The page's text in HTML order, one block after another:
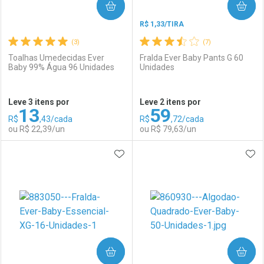
Comprar sem Desconto
Por R$ 242,70/cada
Comprar sem Desconto
Por R$ 242,70/cada
Comprar sem Desconto
Por R$ 18,99/cada
Comprar sem Desconto
Por R$ 18,99/cada
(3)
Toalhas Umedecidas Ever
Baby 99% Água 96 Unidades
Leve 3 itens por
R$13,43/cada
ou R$ 22,39/un
COMPRAR
Laboratório
Por Menos
(7)
R$ 1,33/TIRA
Fralda Ever Baby Pants G 60
Unidades
Leve 2 itens por
R$59,72/cada
ou R$ 79,63/un
COMPRAR
Laboratório
Por Menos
ADICIONAR AOS FAVORITOS
COMPRAR COMPRAR